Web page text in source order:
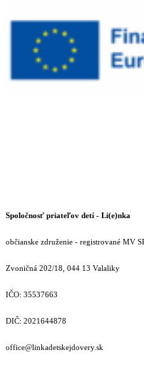
Spoločnosť priateľov detí - Li(e)nka
občianske združenie - registrované MV
Zvoničná 202/18, 044 13 Valaliky
IČO: 35537663
DIČ: 2021644878
office@linkadetskejdovery.sk